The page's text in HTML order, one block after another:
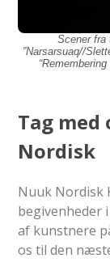
Scener fra
”Narsarsuaq//
Tag
Nordisk
Nuuk Nordisk
begivenheder
af kunstnere
os til den